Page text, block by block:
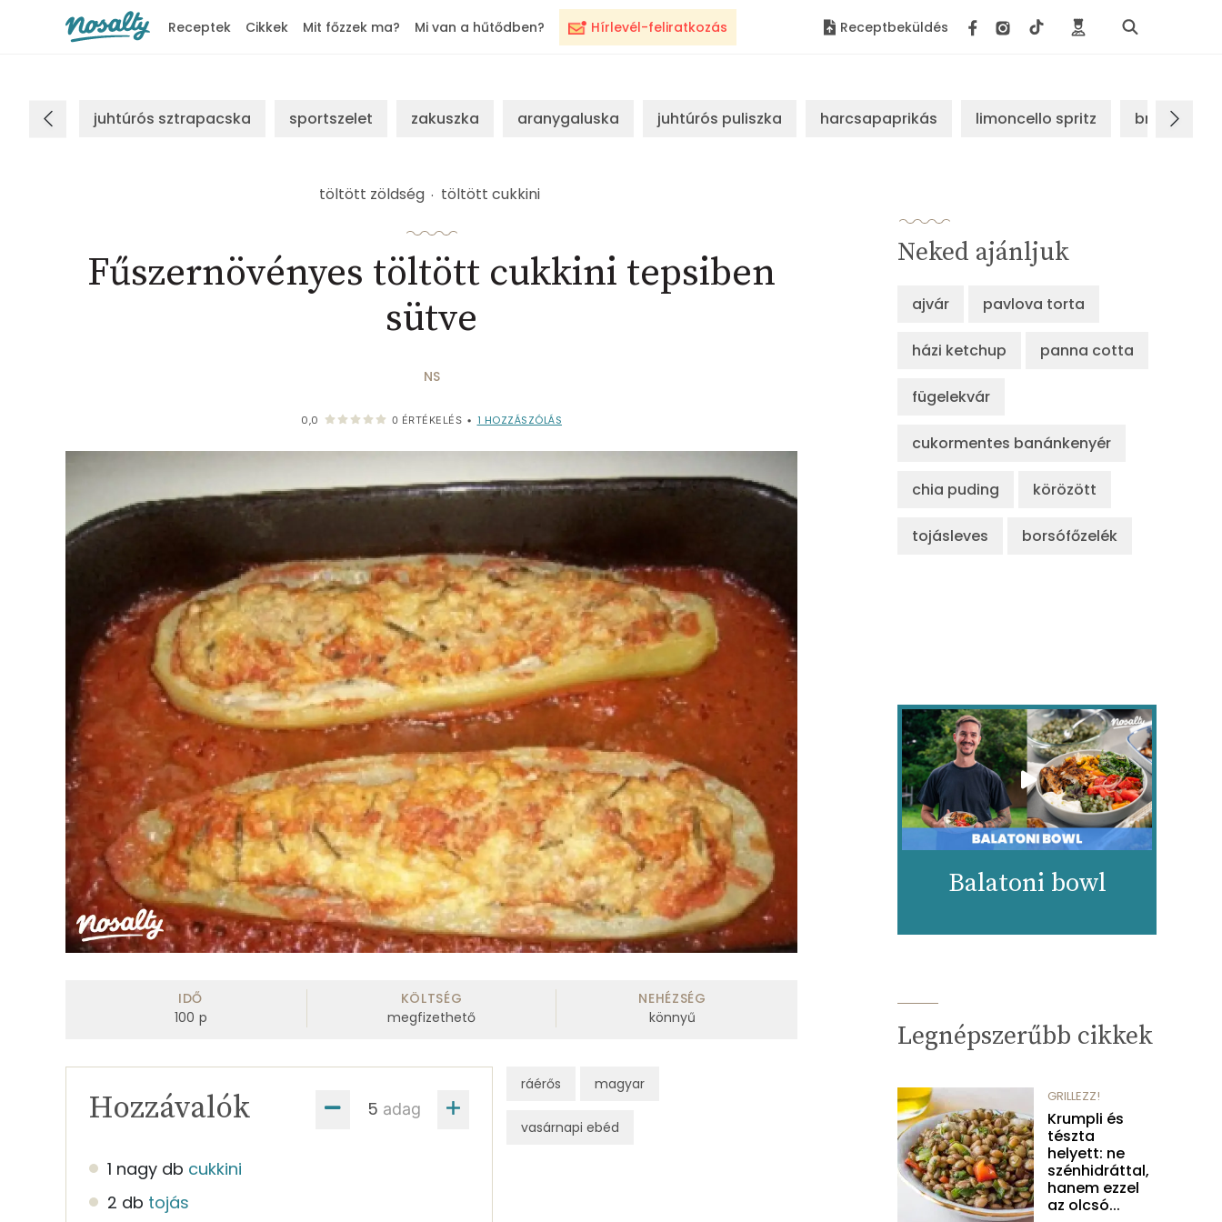
Hírlevél-feliratkozás
Receptek Cikkek Mit főzzek ma? Mi van a hűtődben? Receptbeküldés
juhtúrós sztrapacska sportszelet zakuszka aranygaluska juhtúrós puliszka harcsapaprikás limoncello spritz brassói
töltött zöldség töltött cukkini
Fűszernövényes töltött cukkini tepsiben
sütve
NS
0,0 0 ÉRTÉKELÉS • 1 HOZZÁSZÓLÁS
IDŐ
100 p
KÖLTSÉG
megfizethető
NEHÉZSÉG
könnyű
adag
Hozzávalók
1 nagy db cukkini
2 db tojás
ráérős magyar
vasárnapi ebéd
Neked ajánljuk
ajvár pavlova torta
házi ketchup panna cotta
fügelekvár
cukormentes banánkenyér
chia puding körözött
tojásleves borsófőzelék
Balatoni bowl
Legnépszerűbb cikkek
GRILLEZZ!
Krumpli és
tészta
helyett: ne
szénhidráttal,
hanem ezzel
az olcsó...